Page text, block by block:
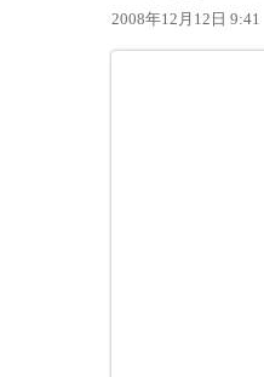
2008年12月12日 9:41